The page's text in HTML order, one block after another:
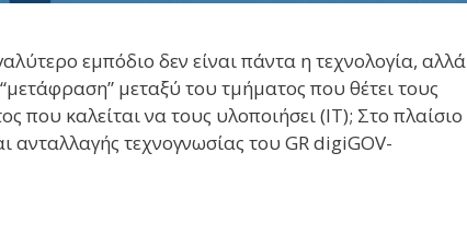
εμπόδιο δεν είναι πάντα η τεχνολογία, αλλά
μεταξύ του τμήματος που θέτει τους
που καλείται να τους υλοποιήσει (IT); Στο πλαίσιο
ανταλλαγής τεχνογνωσίας του GR digiGOV-